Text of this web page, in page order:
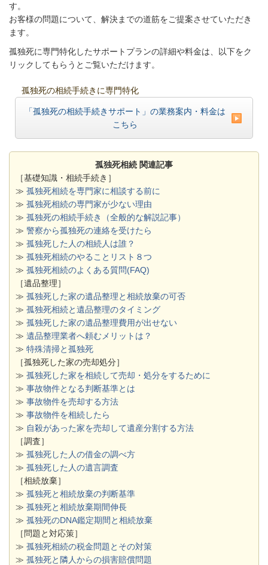
す。
お客様の問題について、解決までの道筋をご提案させていただき
ます。
孤独死に専門特化したサポートプランの詳細や料金は、以下をク
リックしてもらうとご覧いただけます。
孤独死の相続手続きに専門特化
「孤独死の相続手続きサポート」の業務案内・料金は
こちら
孤独死相続 関連記事
［基礎知識・相続手続き］
≫ 孤独死相続を専門家に相談する前に
≫ 孤独死相続の専門家が少ない理由
≫ 孤独死の相続手続き（全般的な解説記事）
≫ 警察から孤独死の連絡を受けたら
≫ 孤独死した人の相続人は誰？
≫ 孤独死相続のやることリスト８つ
≫ 孤独死相続のよくある質問(FAQ)
［遺品整理］
≫ 孤独死した家の遺品整理と相続放棄の可否
≫ 孤独死相続と遺品整理のタイミング
≫ 孤独死した家の遺品整理費用が出せない
≫ 遺品整理業者へ頼むメリットは？
≫ 特殊清掃と孤独死
［孤独死した家の売却処分］
≫ 孤独死した家を相続して売却・処分をするために
≫ 事故物件となる判断基準とは
≫ 事故物件を売却する方法
≫ 事故物件を相続したら
≫ 自殺があった家を売却して遺産分割する方法
［調査］
≫ 孤独死した人の借金の調べ方
≫ 孤独死した人の遺言調査
［相続放棄］
≫ 孤独死と相続放棄の判断基準
≫ 孤独死と相続放棄期間伸長
≫ 孤独死のDNA鑑定期間と相続放棄
［問題と対応策］
≫ 孤独死相続の税金問題とその対策
≫ 孤独死と隣人からの損害賠償問題